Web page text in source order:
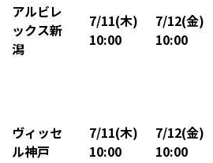
アルビレ
ックス新
潟
7/11(木)
10:00
7/12(金)
10:00
ヴィッセ
ル神戸
7/11(木)
10:00
7/12(金)
10:00